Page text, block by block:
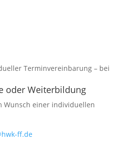
Terminvereinbarung – bei
oder Weiterbildung
Wunsch einer individuellen
ff.de